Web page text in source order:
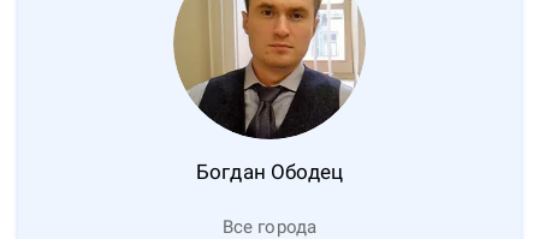
Богдан Ободец
Все города